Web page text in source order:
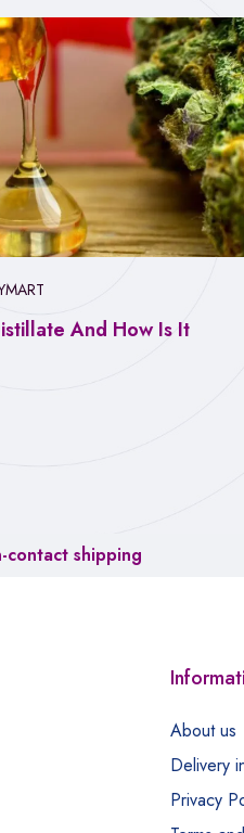
And How Is It
contact shipping
About us
Delivery
Privacy